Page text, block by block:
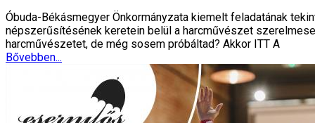
Óbuda-Békásmegyer Önkormányzata kiemelt feladatának
népszerűsítésének keretein belül a harcművészet
harcművészetet, de még sosem próbáltad? Akkor ITT A
Bővebben...